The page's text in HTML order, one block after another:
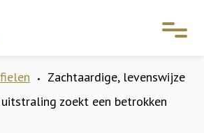
•
Zachtaardige, levenswijze
zoekt een betrokken